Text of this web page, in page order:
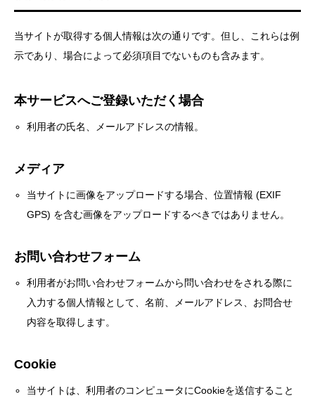
当サイトが取得する個人情報は次の通りです。但し、これらは例
示であり、場合によって必須項目でないものも含みます。
本サービスへご登録いただく場合
利用者の氏名、メールアドレスの情報。
メディア
当サイトに画像をアップロードする場合、位置情報 (EXIF
GPS) を含む画像をアップロードするべきではありません。
お問い合わせフォーム
利用者がお問い合わせフォームから問い合わせをされる際に
入力する個人情報として、名前、メールアドレス、お問合せ
内容を取得します。
Cookie
当サイトは、利用者のコンピュータにCookieを送信すること